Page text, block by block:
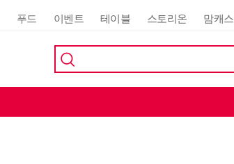
푸드 이벤트 테이블 스토리온 맘캐